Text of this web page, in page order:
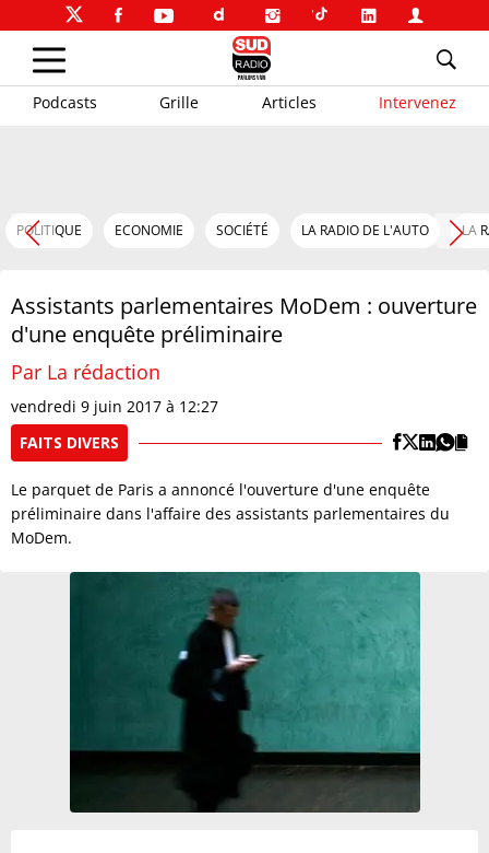
Podcasts Grille Articles Intervenez
POLITIQUE ECONOMIE SOCIÉTÉ LA RADIO DE L'AUTO LA
Assistants parlementaires MoDem : ouverture
d'une enquête préliminaire
Par La rédaction
vendredi 9 juin 2017 à 12:27
FAITS DIVERS
Le parquet de Paris a annoncé l'ouverture d'une enquête
préliminaire dans l'affaire des assistants parlementaires du
MoDem.